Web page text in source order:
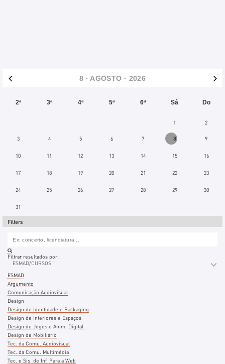
8 · AGOSTO · 2026
2ª 3ª 4ª 5ª 6ª Sá Do
1 2
3 4 5 6 7 8 9
10 11 12 13 14 15 16
17 18 19 20 21 22 23
24 25 26 27 28 29 30
31
Filters
Filtrar resultados por:
ESMAD/CURSOS
ESMAD
Argumento
Comunicação Audiovisual
Design
Design de Identidade e Packaging
Design de Interiores e Espaços
Design de Jogos e Anim. Digital
Design de Mobiliário
Tec. da Comu. Audiovisual
Tec. da Comu. Multimédia
Tec. e Sis. de Inf. Para a Web